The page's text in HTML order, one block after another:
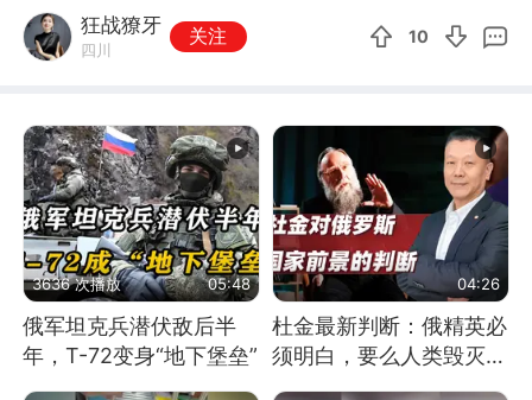
狂战獠牙
四川
关注 10
3636 次播放 05:48
俄军坦克兵潜伏敌后半
年，T-72变身“地下堡垒”
04:26
杜金最新判断：俄精英必
须明白，要么人类毁灭，
要么俄毁灭